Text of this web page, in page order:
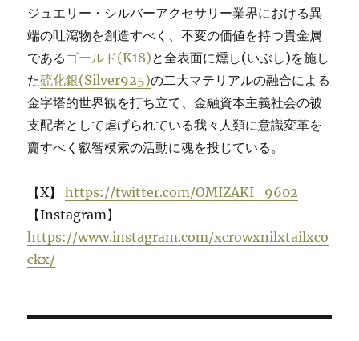
ジュエリー・シルバーアクセサリー業界における異
端の吐瀉物を創造すべく、不変の価値を持つ貴金属
である ゴールド(K18)と全表面に燻し(いぶし)を施し
た硫化銀(Silver925)の二大マテリアルの融合による
金字塔的世界観を打ち立て、金融資本主義社会の被
支配者として虐げられている我々人類に意識変革を
齎すべく叡智模索の活動に魂を投じている。
【X】https://twitter.com/OMIZAKI_9602
【Instagram】
https://www.instagram.com/xcrowxnilxtailxco
ckx/